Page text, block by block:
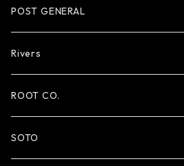
POST GENERAL
Rivers
ROOT CO.
SOTO